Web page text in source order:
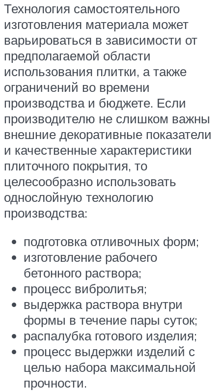
Технология самостоятельного
изготовления материала может
варьироваться в зависимости от
предполагаемой области
использования плитки, а также
ограничений во времени
производства и бюджете. Если
производителю не слишком важны
внешние декоративные показатели
и качественные характеристики
плиточного покрытия, то
целесообразно использовать
однослойную технологию
производства:
подготовка отливочных форм;
изготовление рабочего
бетонного раствора;
процесс вибролитья;
выдержка раствора внутри
формы в течение пары суток;
распалубка готового изделия;
процесс выдержки изделий с
целью набора максимальной
прочности.